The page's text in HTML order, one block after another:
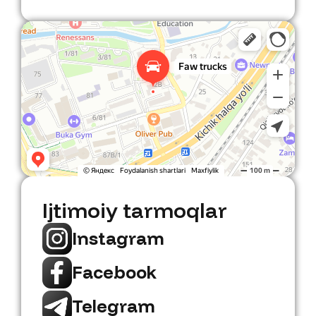
Faw Trucks
Avtosalon Toshkentda
Ijtimoiy tarmoqlar
Instagram
Facebook
Telegram